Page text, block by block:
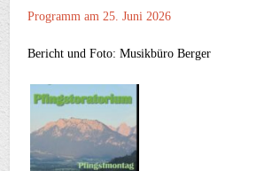
Programm am 25. Juni 2026
Bericht und Foto: Musikbüro Berger